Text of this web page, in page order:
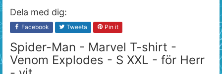
Dela med dig:
Facebook Tweeta Pin it
Spider-Man - Marvel T-shirt -
Venom Explodes - S XXL - för Herr